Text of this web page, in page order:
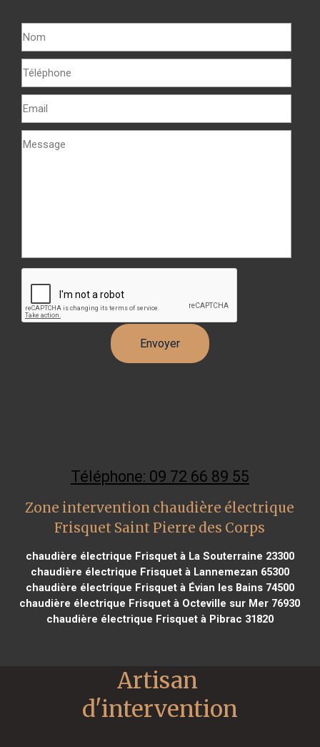
Téléphone: 09 72 66 89 55
Zone intervention chaudière électrique
Frisquet Saint Pierre des Corps
chaudière électrique Frisquet à La Souterraine 23300
chaudière électrique Frisquet à Lannemezan 65300
chaudière électrique Frisquet à Évian les Bains 74500
chaudière électrique Frisquet à Octeville sur Mer 76930
chaudière électrique Frisquet à Pibrac 31820
Artisan
d'intervention